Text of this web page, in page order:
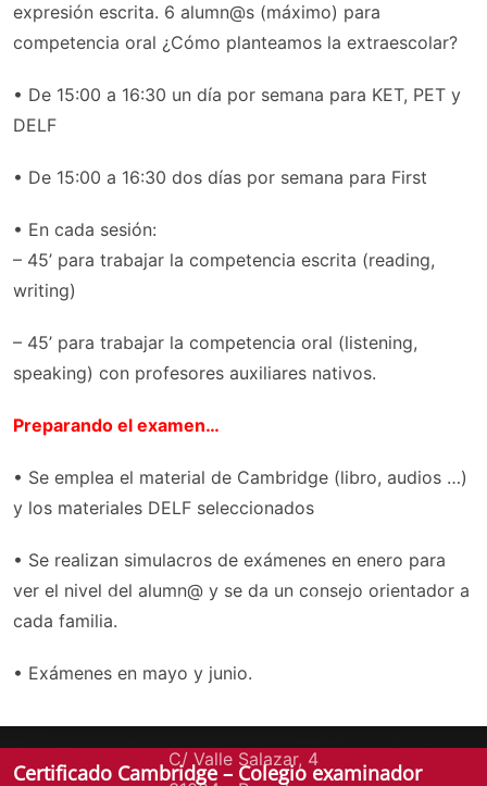
expresión escrita. 6 alumn@s (máximo) para
competencia oral ¿Cómo planteamos la extraescolar?
• De 15:00 a 16:30 un día por semana para KET, PET y
DELF
• De 15:00 a 16:30 dos días por semana para First
• En cada sesión:
– 45’ para trabajar la competencia escrita (reading,
writing)
– 45’ para trabajar la competencia oral (listening,
speaking) con profesores auxiliares nativos.
Preparando el examen…
• Se emplea el material de Cambridge (libro, audios …)
y los materiales DELF seleccionados
• Se realizan simulacros de exámenes en enero para
ver el nivel del alumn@ y se da un consejo orientador a
cada familia.
• Exámenes en mayo y junio.
Certificado Cambridge – Colegio examinador
Información de contacto:
Fundación Educativa Sofía Barat
C/ Valle Salazar, 4